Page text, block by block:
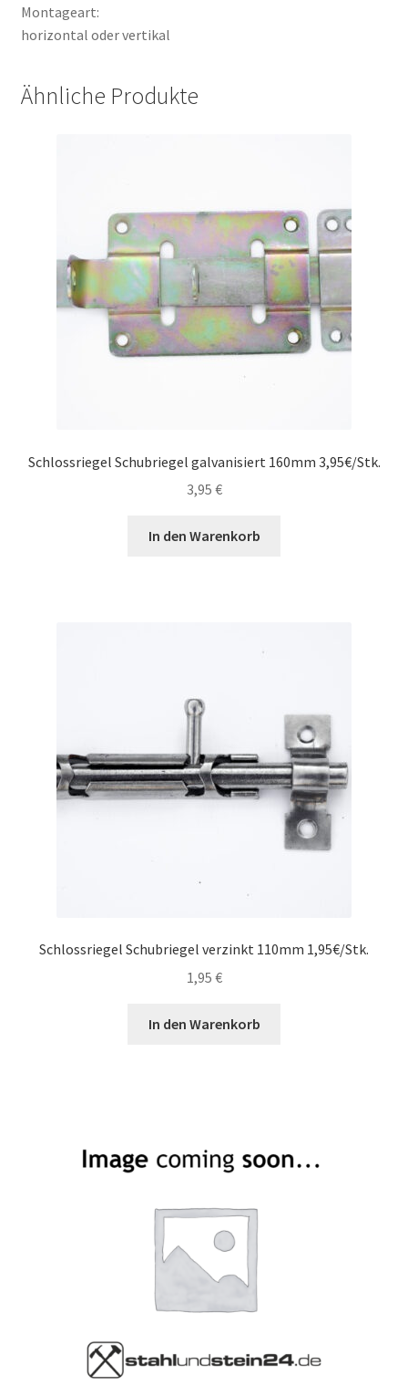
Montageart:
horizontal oder vertikal
Ähnliche Produkte
Schlossriegel Schubriegel galvanisiert 160mm 3,95€/Stk.
3,95 €
In den Warenkorb
Schlossriegel Schubriegel verzinkt 110mm 1,95€/Stk.
1,95 €
In den Warenkorb